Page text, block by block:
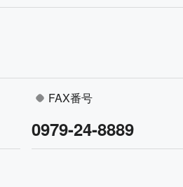
FAX番号
0979-24-8889